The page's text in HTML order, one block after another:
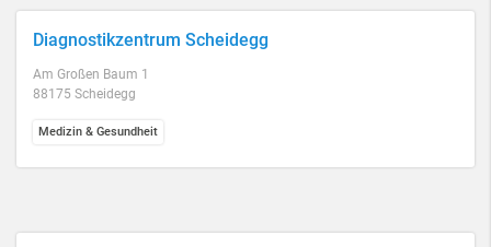
Diagnostikzentrum Scheidegg
Am Großen Baum 1
88175 Scheidegg
Medizin & Gesundheit